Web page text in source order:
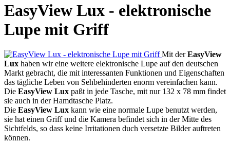
EasyView Lux - elektronische
Lupe mit Griff
Mit derEasyView
Lux haben wir eine weitere elektronische Lupe auf den deutschen
Markt gebracht, die mit interessanten Funktionen und Eigenschaften
das tägliche Leben von Sehbehinderten enorm vereinfachen kann.
Die EasyView Lux paßt in jede Tasche, mit nur 132 x 78 mm findet
sie auch in der Hamdtasche Platz.
Die EasyView Lux kann wie eine normale Lupe benutzt werden,
sie hat einen Griff und die Kamera befindet sich in der Mitte des
Sichtfelds, so dass keine Irritationen duch versetzte Bilder auftreten
können.